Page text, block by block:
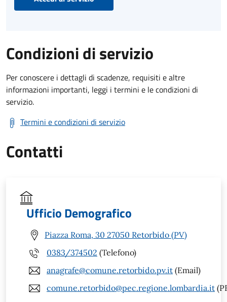
Condizioni di servizio
Per conoscere i dettagli di scadenze, requisiti e altre
informazioni importanti, leggi i termini e le condizioni di
servizio.
Termini e condizioni di servizio
Contatti
Ufficio Demografico
Piazza Roma, 30 27050 Retorbido (PV)
0383/374502 (Telefono)
anagrafe@comune.retorbido.pv.it (Email)
comune.retorbido@pec.regione.lombardia.it